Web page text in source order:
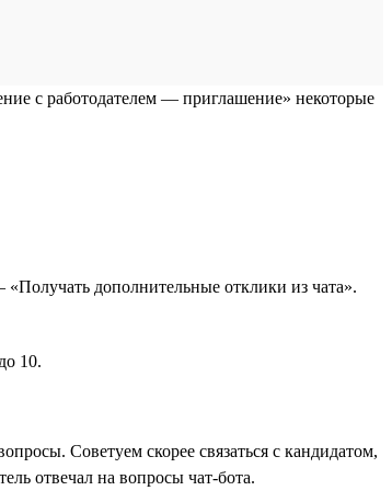
с работодателем — приглашение» некоторые
дополнительные отклики из чата».
10.
Советуем скорее связаться с кандидатом,
отвечал на вопросы чат-бота.